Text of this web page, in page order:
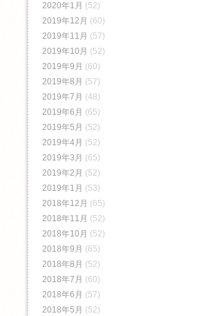
2020年1月 (52)
2019年12月 (60)
2019年11月 (57)
2019年10月 (52)
2019年9月 (60)
2019年8月 (57)
2019年7月 (48)
2019年6月 (65)
2019年5月 (52)
2019年4月 (52)
2019年3月 (65)
2019年2月 (52)
2019年1月 (53)
2018年12月 (65)
2018年11月 (52)
2018年10月 (52)
2018年9月 (65)
2018年8月 (52)
2018年7月 (60)
2018年6月 (57)
2018年5月 (52)